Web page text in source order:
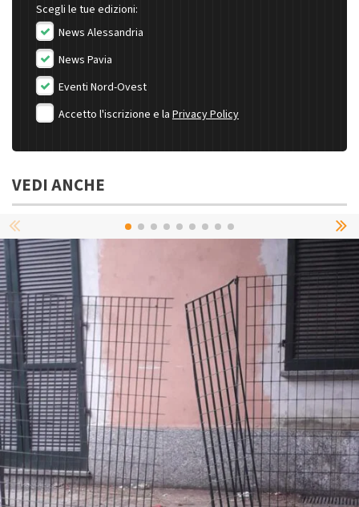
Scegli le tue edizioni:
News Alessandria
News Pavia
Eventi Nord-Ovest
Accetto l'iscrizione e la Privacy Policy
VEDI ANCHE